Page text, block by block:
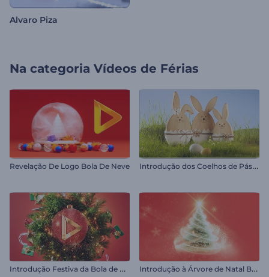
Alvaro Piza
Na categoria Vídeos de Férias
Revelação De Logo Bola De Neve I
ntrodução dos Coelhos de Páscoa de Madeira
I
ntrodução Festiva da Bola de Natal I
ntrodução à Árvore de Natal Brilhante